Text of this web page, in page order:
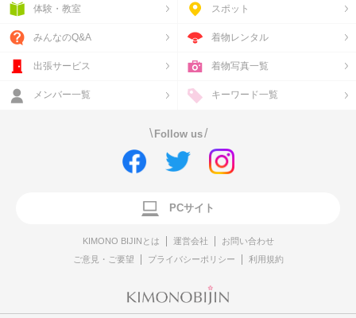
体験・教室 スポット
みんなのQ&A 着物レンタル
出張サービス 着物写真一覧
メンバー一覧 キーワード一覧
\ Follow us/
PCサイト
KIMONO BIJINとは 運営会社
お問い合わせ
ご意見・ご要望
プライバシーポリシー 利用規約